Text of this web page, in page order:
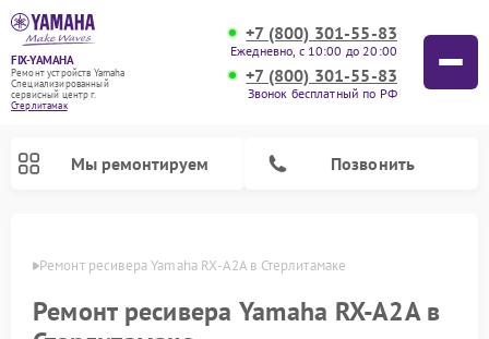
FIX-YAMAHA
Ремонт устройств Yamaha
Специализированный
cервисный центр г.
Стерлитамак
+7 (800) 301-55-83
Ежедневно, с 10:00 до 20:00
+7 (800) 301-55-83
Звонок бесплатный по РФ
Мы ремонтируем Позвонить
Ремонт ресивера Yamaha RX-A2A в Стерлитамаке
Ремонт ресивера Yamaha RX-A2A в